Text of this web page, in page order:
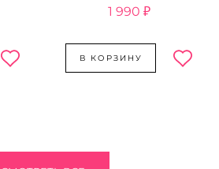
1 990 ₽
В КОРЗИНУ